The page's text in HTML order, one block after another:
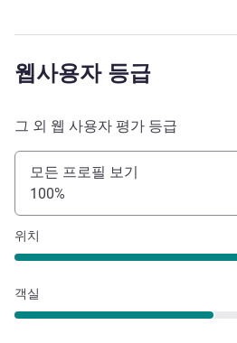
웹사용자 등급
그 외 웹 사용자 평가 등급
모든 프로필 보기
100%
위치
객실